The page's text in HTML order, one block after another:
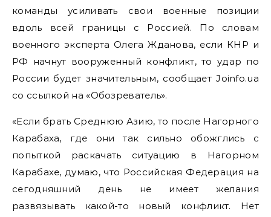
команды усиливать свои военные позиции
вдоль всей границы с Россией. По словам
военного эксперта Олега Жданова, если КНР и
РФ начнут вооруженный конфликт, то удар по
России будет значительным, сообщает Joinfo.ua
со ссылкой на «Обозреватель».
«Если брать Среднюю Азию, то после Нагорного
Карабаха, где они так сильно обожглись с
попыткой раскачать ситуацию в Нагорном
Карабахе, думаю, что Российская Федерация на
сегодняшний день не имеет желания
развязывать какой-то новый конфликт. Нет